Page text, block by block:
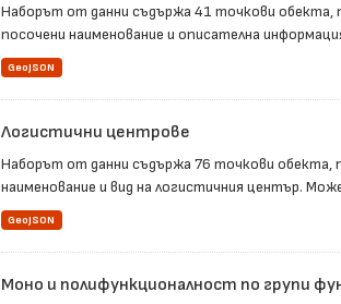
Наборът от данни съдържа 41 точкови обекта,
посочени наименование и описателна
GeoJSON
Логистични центрове
Наборът от данни съдържа 76 точкови обекта,
наименование и вид на логистичния център.
GeoJSON
Моно и полифункционалност по групи